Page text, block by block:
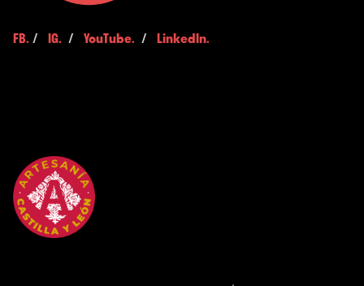
FB. / IG. / YouTube. / LinkedIn.